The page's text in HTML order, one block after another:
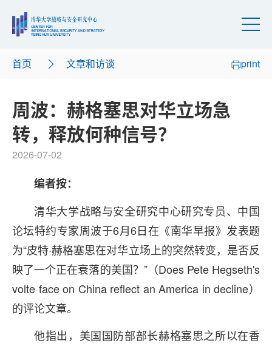
首页 文章和访谈 print
周波：赫格塞思对华立场急
转，释放何种信号？
2026-07-02
编者按：
清华大学战略与安全研究中心研究专员、中国
论坛特约专家周波于6月6日在《南华早报》发表题
为“皮特·赫格塞思在对华立场上的突然转变，是否反
映了一个正在衰落的美国？”（Does Pete Hegseth's
volte face on China reflect an America in decline）
的评论文章。
他指出，美国国防部部长赫格塞思之所以在香